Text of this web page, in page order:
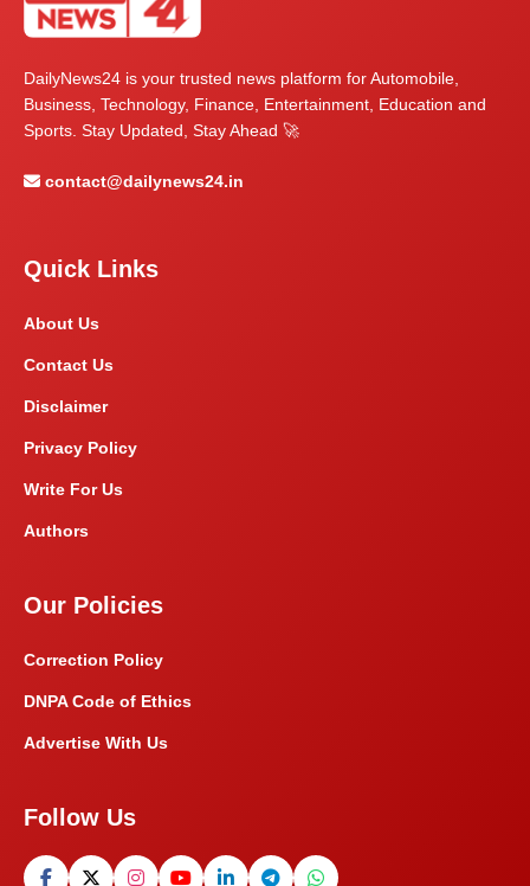
DailyNews24 is your trusted news platform for Automobile,
Business, Technology, Finance, Entertainment, Education and
Sports. Stay Updated, Stay Ahead 🚀
contact@dailynews24.in
Quick Links
About Us
Contact Us
Disclaimer
Privacy Policy
Write For Us
Authors
Our Policies
Correction Policy
DNPA Code of Ethics
Advertise With Us
Follow Us